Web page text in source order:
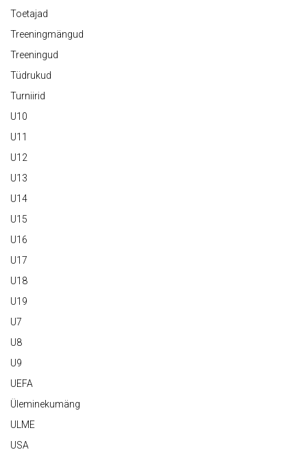
Toetajad
Treeningmängud
Treeningud
Tüdrukud
Turniirid
U10
U11
U12
U13
U14
U15
U16
U17
U18
U19
U7
U8
U9
UEFA
Üleminekumäng
ULME
USA